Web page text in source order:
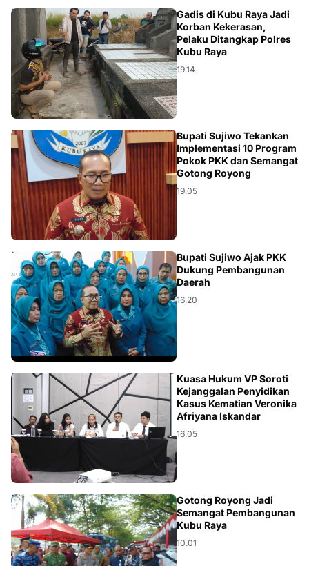
DAERAH
Gadis di Kubu Raya Jadi
Korban Kekerasan,
Pelaku Ditangkap Polres
Kubu Raya
19.14
DAERAH
Bupati Sujiwo Tekankan
Implementasi 10 Program
Pokok PKK dan Semangat
Gotong Royong
19.05
DAERAH
Bupati Sujiwo Ajak PKK
Dukung Pembangunan
Daerah
16.20
HUKUM
Kuasa Hukum VP Soroti
Kejanggalan Penyidikan
Kasus Kematian Veronika
Afriyana Iskandar
16.05
DAERAH
Gotong Royong Jadi
Semangat Pembangunan
Kubu Raya
10.01